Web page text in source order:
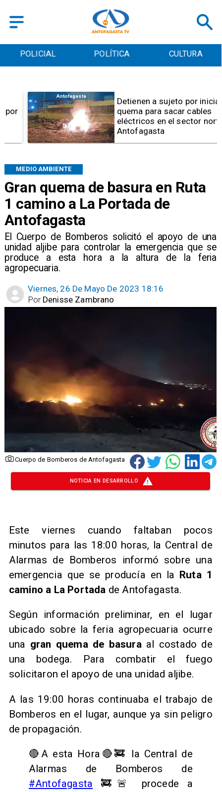
POLICIAL POLÍTICA CULTURA
Gran quema de basura en Ruta
1 camino a La Portada de
Antofagasta
El Cuerpo de Bomberos solicitó el apoyo de una
unidad aljibe para controlar la emergencia que se
produce a esta hora a la altura de la feria
agropecuaria.
MEDIO AMBIENTE
Viernes, 26 De Mayo De 2023 18:16
Denisse Zambrano
Por
Cuerpo de Bomberos de Antofagasta
Antofagasta
Detienen a sujeto por iniciar
quema para sacar cables
eléctricos en el sector norte de
Antofagasta
NOTICIA EN DESARROLLO
Este viernes cuando faltaban pocos
minutos para las 18:00 horas, la Central de
Alarmas de Bomberos informó sobre una
emergencia que se producía en la Ruta 1
camino a La Portada de Antofagasta.
Según información preliminar, en el lugar
ubicado sobre la feria agropecuaria ocurre
una gran quema de basura al costado de
una bodega. Para combatir el fuego
solicitaron el apoyo de una unidad aljibe.
A las 19:00 horas continuaba el trabajo de
Bomberos en el lugar, aunque ya sin peligro
de propagación.
🔴A esta Hora🔴🚒 la Central de
Alarmas de Bomberos de
#Antofagasta 🚒🚨 procede a